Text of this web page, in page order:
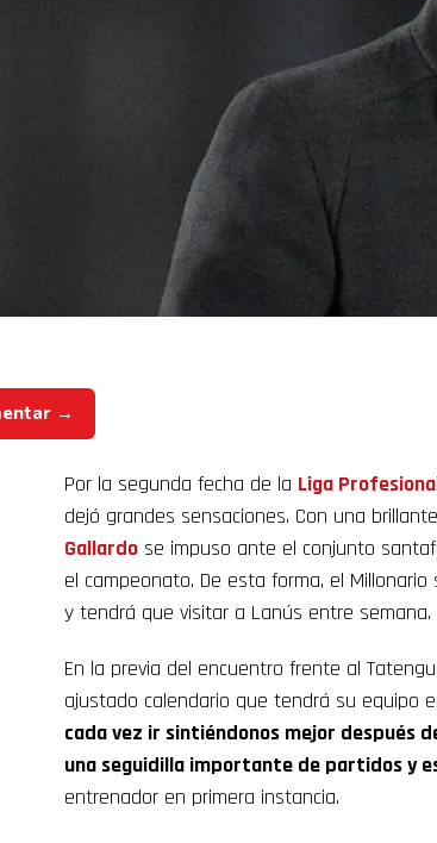
→
Por la segunda fecha de la Liga
dejó grandes sensaciones. Con una
Gallardo se impuso ante el conjunto
el campeonato. De esta forma, el
y tendrá que visitar a Lanús entre semana.
En la previa del encuentro frente al
ajustado calendario que tendrá su equipo
cada vez ir sintiéndonos mejor después
una seguidilla importante de partidos y
entrenador en primera instancia.